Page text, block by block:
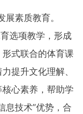
展素质教育。
选项教学，形成
式联合的体育课
提升文化理解、
心素养，帮助学
息技术”优势，合